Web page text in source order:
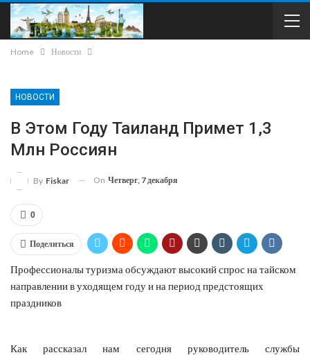
Home Новости
НОВОСТИ
В Этом Году Таиланд Примет 1,3
Млн Россиян
By Fiskar On Четверг, 7 декабря
0
Поделиться
Профессионалы туризма обсуждают высокий спрос на тайском
направлении в уходящем году и на период предстоящих
праздников
Как рассказал нам сегодня руководитель службы